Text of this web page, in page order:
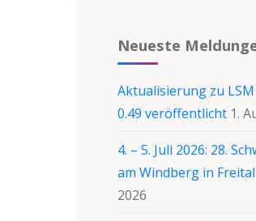
Neueste
Aktualisierung zu
0.49 veröffentlicht 1.
4. – 5. Juli 2026: 28.
am Windberg in Freital
2026